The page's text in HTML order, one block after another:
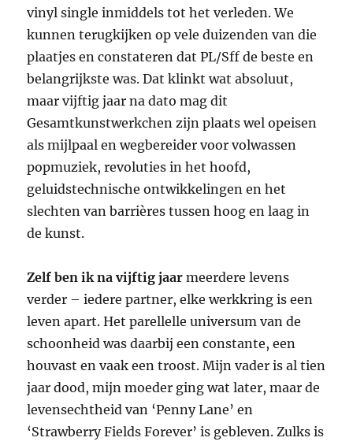
vinyl single inmiddels tot het verleden. We
kunnen terugkijken op vele duizenden van die
plaatjes en constateren dat PL/Sff de beste en
belangrijkste was. Dat klinkt wat absoluut,
maar vijftig jaar na dato mag dit
Gesamtkunstwerkchen zijn plaats wel opeisen
als mijlpaal en wegbereider voor volwassen
popmuziek, revoluties in het hoofd,
geluidstechnische ontwikkelingen en het
slechten van barrières tussen hoog en laag in
de kunst.
Zelf ben ik na vijftig jaar meerdere levens
verder – iedere partner, elke werkkring is een
leven apart. Het parellelle universum van de
schoonheid was daarbij een constante, een
houvast en vaak een troost. Mijn vader is al tien
jaar dood, mijn moeder ging wat later, maar de
levensechtheid van ‘Penny Lane’ en
‘Strawberry Fields Forever’ is gebleven. Zulks is